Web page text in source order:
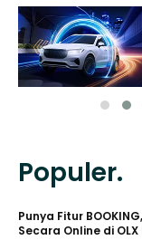
Populer.
Punya Fitur
Secara Online di